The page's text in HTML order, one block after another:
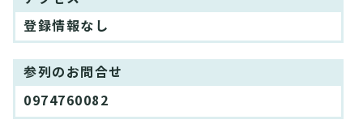
登録情報なし
参列のお問合せ
0974760082